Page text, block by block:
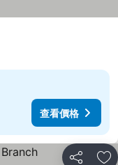
查看價格